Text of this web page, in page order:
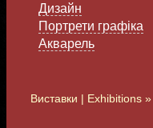
Дизайн
Портрети графіка
Акварель
Виставки | Exhibitions »